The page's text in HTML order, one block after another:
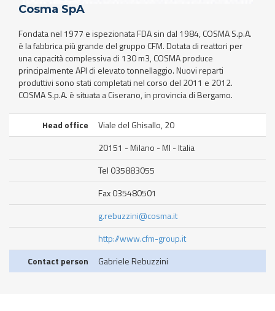
Cosma SpA
Fondata nel 1977 e ispezionata FDA sin dal 1984, COSMA S.p.A.
è la fabbrica più grande del gruppo CFM. Dotata di reattori per
una capacità complessiva di 130 m3, COSMA produce
principalmente API di elevato tonnellaggio. Nuovi reparti
produttivi sono stati completati nel corso del 2011 e 2012.
COSMA S.p.A. è situata a Ciserano, in provincia di Bergamo.
Head office
Viale del Ghisallo, 20
20151 - Milano - MI - Italia
Tel 035883055
Fax 035480501
g.rebuzzini@cosma.it
http://www.cfm-group.it
Contact person
Gabriele Rebuzzini